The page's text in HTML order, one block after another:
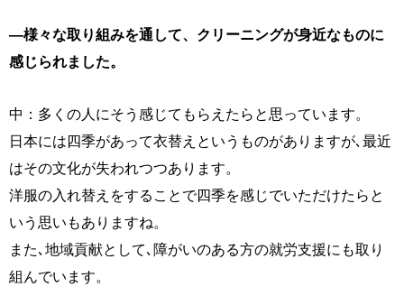
―様々な取り組みを通して、 クリーニングが身近なものに
感じられました。
中：多くの人にそう感じてもらえたらと思っています。
日本には四季があって衣替えというものがありますが､最近
はその文化が失われつつあります。
洋服の入れ替えをすることで四季を感じでいただけたらと
いう思いもありますね。
また､地域貢献として､障がいのある方の就労支援にも取り
組んでいます。